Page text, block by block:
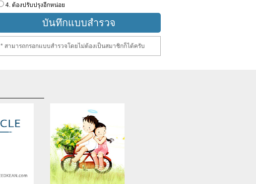
4. ต้องปรับปรุงอีกหน่อย
* สามารถกรอกแบบสำรวจโดยไม่ต้องเป็นสมาชิกก็ได้ครับ